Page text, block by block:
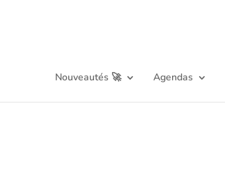
Nouveautés 🚀 Agendas